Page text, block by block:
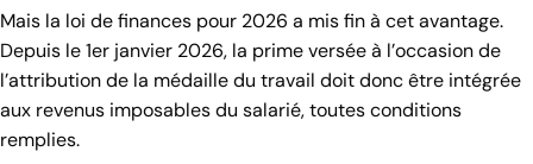
Mais la loi de finances pour 2026 a mis fin à cet avantage.
Depuis le 1er janvier 2026, la prime versée à l’occasion de
l’attribution de la médaille du travail doit donc être intégrée
aux revenus imposables du salarié, toutes conditions
remplies.